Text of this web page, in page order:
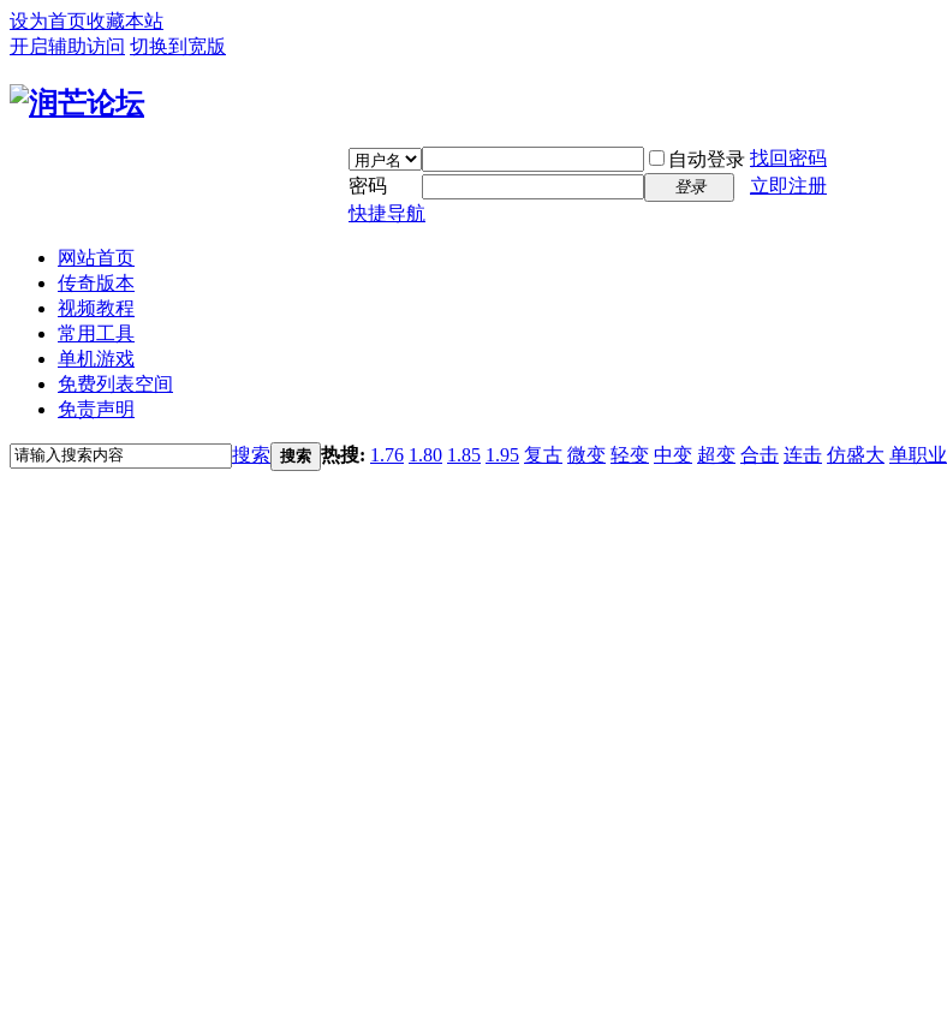
设为首页收藏本站
开启辅助访问 切换到宽版
自动登录 找回密码
密码
登录
立即注册
快捷导航
网站首页
传奇版本
视频教程
常用工具
单机游戏
免费列表空间
免责声明
搜索 搜索 热搜: 1.76 1.80 1.85 1.95 复古 微变 轻变 中变 超变 合击 连击 仿盛大 单职业